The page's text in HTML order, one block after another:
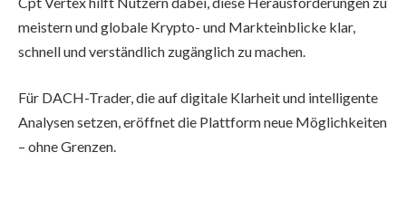
meistern und globale Krypto- und Markteinblicke klar,
schnell und verständlich zugänglich zu machen.
Für DACH-Trader, die auf digitale Klarheit und intelligente
Analysen setzen, eröffnet die Plattform neue Möglichkeiten
– ohne Grenzen.